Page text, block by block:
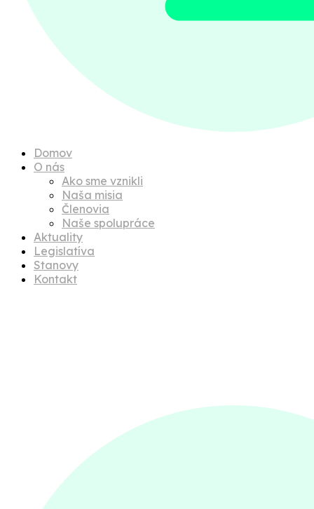
Domov
O nás
Ako sme vznikli
Naša misia
Členovia
Naše spolupráce
Aktuality
Legislatíva
Stanovy
Kontakt